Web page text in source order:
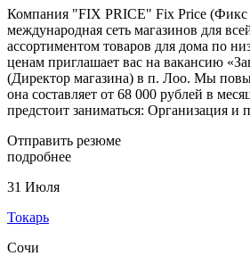
Компания "FIX PRICE" Fix Price (Фикс
международная сеть магазинов для
ассортиментом товаров для дома по
ценам приглашает вас на вакансию
(Директор магазина) в п. Лоо. Мы
она составляет от 68 000 рублей в
предстоит заниматься: Организация и
Отправить резюме
подробнее
31 Июля
Токарь
Сочи